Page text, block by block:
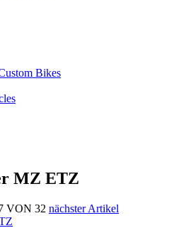
MZ ETZ
VON 32 nächster Artikel